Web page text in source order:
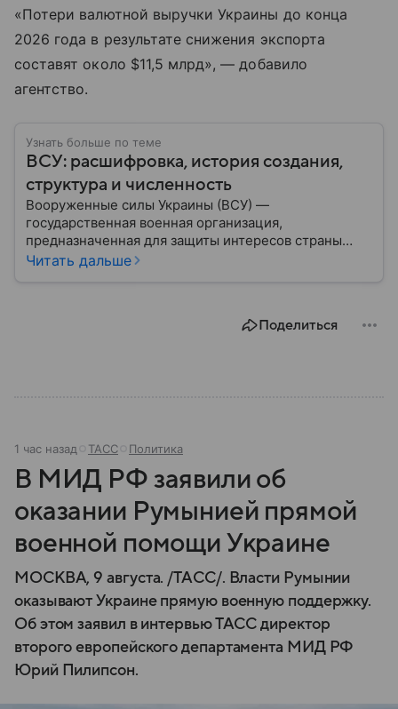
«Потери валютной выручки Украины до конца
2026 года в результате снижения экспорта
составят около $11,5 млрд», — добавило
агентство.
Узнать больше по теме
ВСУ: расшифровка, история создания,
структура и численность
Вооруженные силы Украины (ВСУ) —
государственная военная организация,
предназначенная для защиты интересов страны
военным путем. Была создана после
Читать дальше
Поделиться
1 час назад ТАСС Политика
В МИД РФ заявили об
оказании Румынией прямой
военной помощи Украине
МОСКВА, 9 августа. /ТАСС/. Власти Румынии
оказывают Украине прямую военную поддержку.
Об этом заявил в интервью ТАСС директор
второго европейского департамента МИД РФ
Юрий Пилипсон.